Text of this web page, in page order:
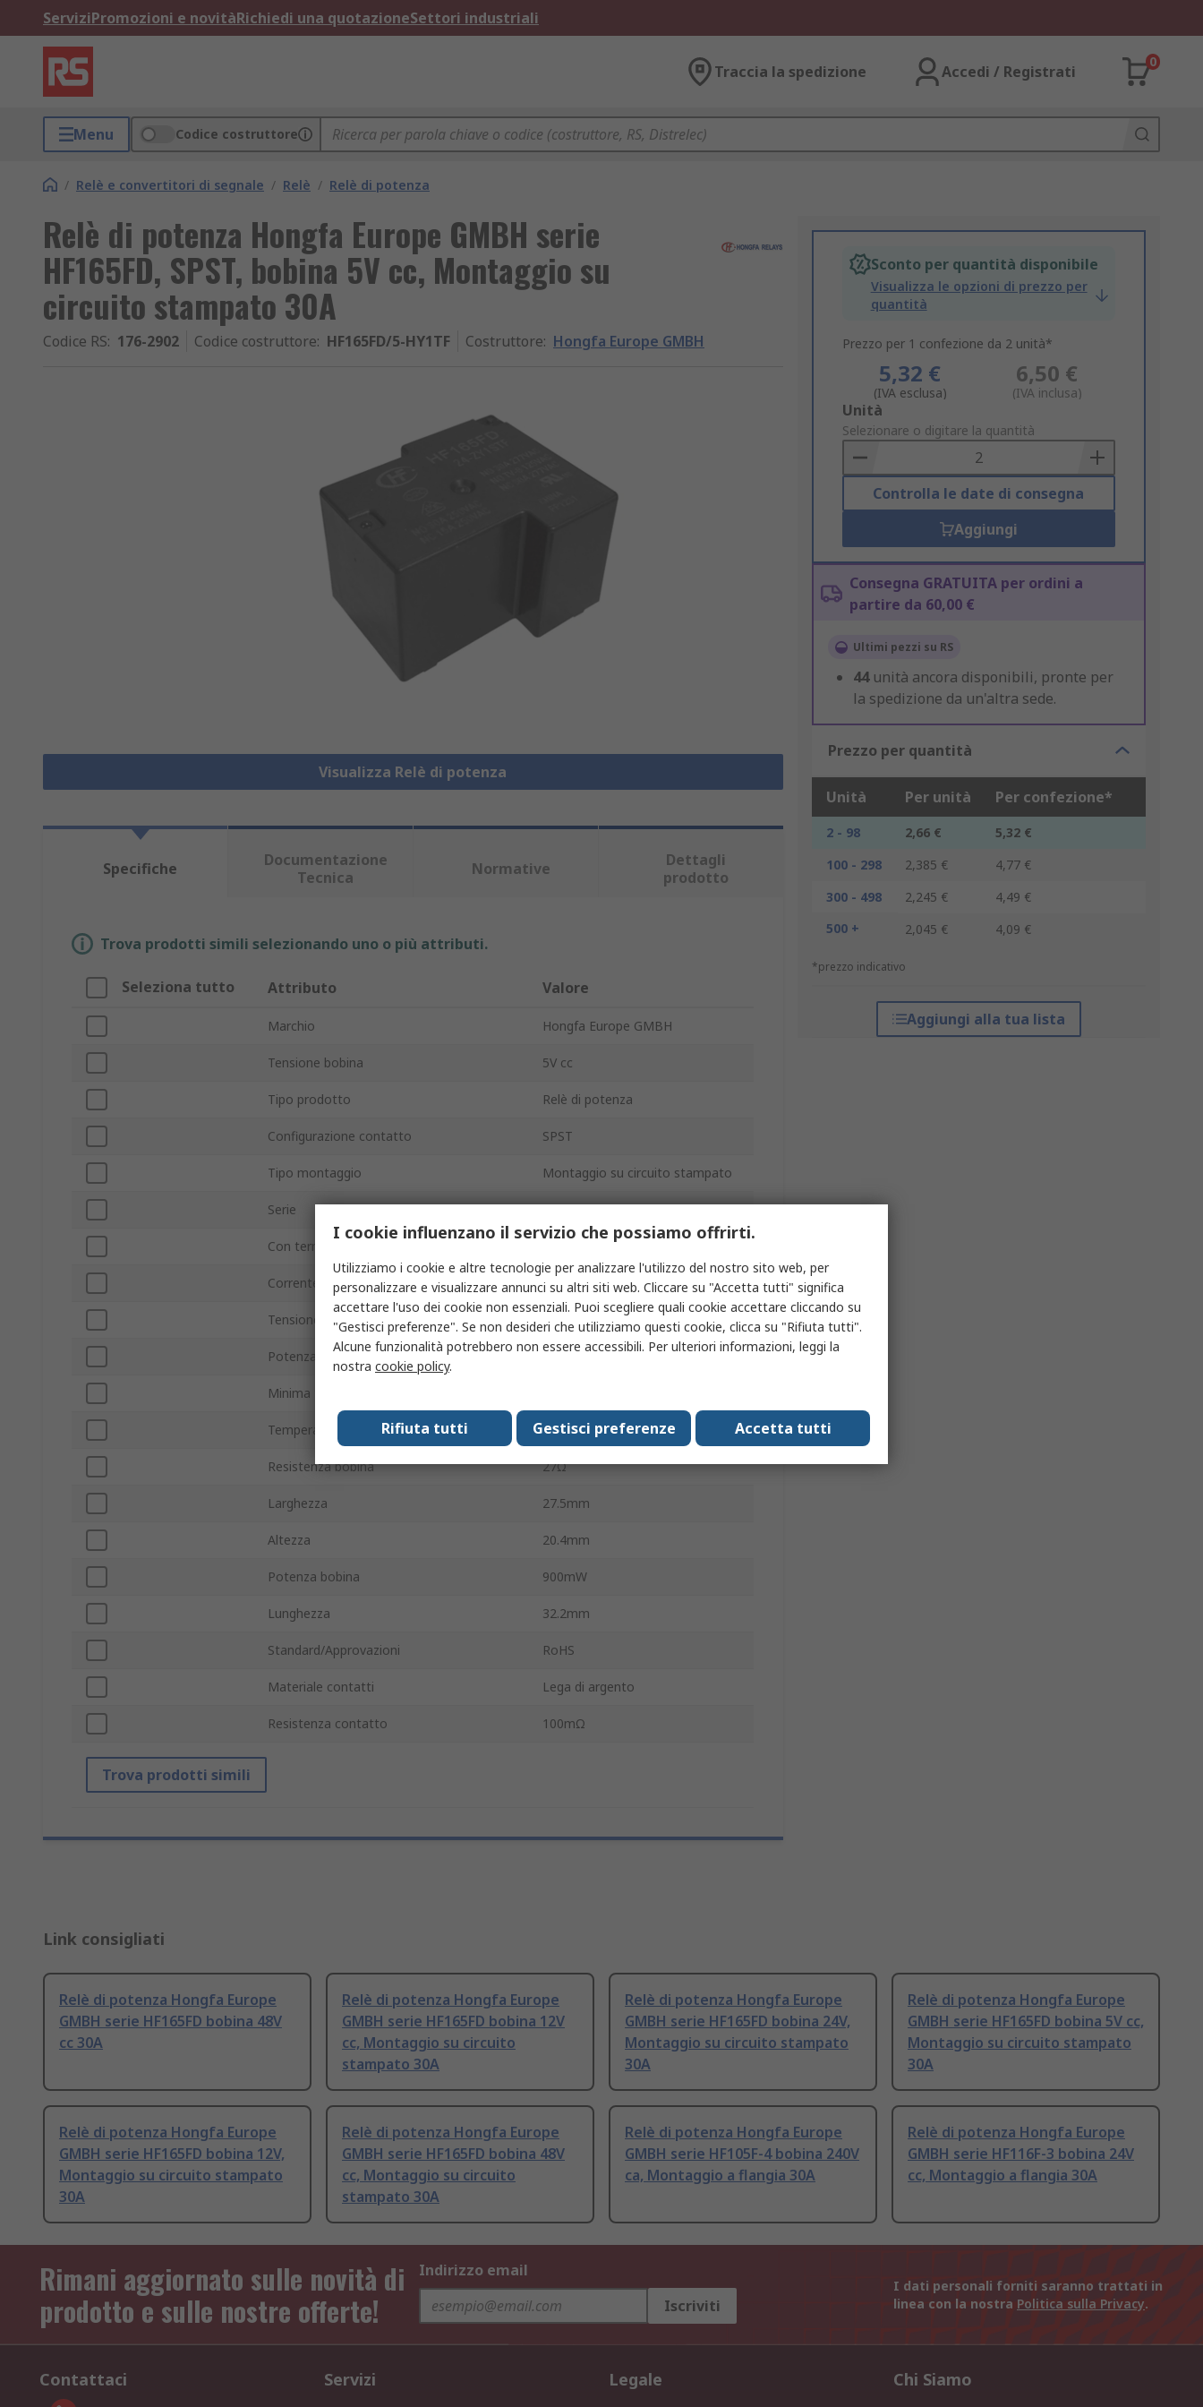
ServiziPromozioni e novitàRichiedi una quotazioneSettori industriali
Traccia la spedizione Accedi / Registrati
0
Menu Codice costruttore
/ Relè e convertitori di segnale / Relè / Relè di potenza
Relè di potenza Hongfa Europe GMBH serie
HF165FD, SPST, bobina 5V cc, Montaggio su
circuito stampato 30A
Codice RS: 176-2902 Codice costruttore: HF165FD/5-HY1TF Costruttore: Hongfa Europe GMBH
Visualizza Relè di potenza
Sconto per quantità disponibile
Visualizza le opzioni di prezzo per
quantità
Prezzo per 1 confezione da 2 unità*
5,32 €
(IVA esclusa)
6,50 €
(IVA inclusa)
Add
to
Basket
Unità
Selezionare o digitare la quantità
Controlla le date di consegna
Aggiungi
Consegna GRATUITA per ordini a
partire da 60,00 €
Ultimi pezzi su RS
44 unità ancora disponibili, pronte per
la spedizione da un'altra sede.
Prezzo per quantità
Unità Per unità Per confezione*
2 - 98 2,66 €
5,32 €
100 - 298
2,385 €
4,77 €
300 - 498
2,245 €
4,49 €
500 +
2,045 € 4,09 €
*prezzo indicativo
Aggiungi alla tua lista
Specifiche
Documentazione
Tecnica
Normative
Dettagli
prodotto
Trova prodotti simili selezionando uno o più attributi.
Seleziona tutto Attributo Valore
Marchio Hongfa Europe GMBH
Tensione bobina 5V cc
Tipo prodotto Relè di potenza
Configurazione contatto SPST
Tipo montaggio Montaggio su circuito stampato
Serie HF165FD
Con terminazione/senza terminazione Pin per circuito stampato
Corrente di commutazione 30A
Tensione commutazione CA 277V ca
Potenza di commutazione 8.3kVA
Minima temperatura operativa
Temperatura massima di funzionamento 85°C
Resistenza bobina 27Ω
Larghezza 27.5mm
Altezza 20.4mm
Potenza bobina 900mW
Lunghezza 32.2mm
Standard/Approvazioni RoHS
Materiale contatti Lega di argento
Resistenza contatto 100mΩ
Trova prodotti simili
Link consigliati
Relè di potenza Hongfa Europe
GMBH serie HF165FD bobina 48V
cc 30A
Relè di potenza Hongfa Europe
GMBH serie HF165FD bobina 12V
cc, Montaggio su circuito
stampato 30A
Relè di potenza Hongfa Europe
GMBH serie HF165FD bobina 24V,
Montaggio su circuito stampato
30A
Relè di potenza Hongfa Europe
GMBH serie HF165FD bobina 5V cc,
Montaggio su circuito stampato
30A
Relè di potenza Hongfa Europe
GMBH serie HF165FD bobina 12V,
Montaggio su circuito stampato
30A
Relè di potenza Hongfa Europe
GMBH serie HF165FD bobina 48V
cc, Montaggio su circuito
stampato 30A
Relè di potenza Hongfa Europe
GMBH serie HF105F-4 bobina 240V
ca, Montaggio a flangia 30A
Relè di potenza Hongfa Europe
GMBH serie HF116F-3 bobina 24V
cc, Montaggio a flangia 30A
Rimani aggiornato sulle novità di
prodotto e sulle nostre offerte!
Indirizzo email
Iscriviti
I dati personali forniti saranno trattati in
linea con la nostra Politica sulla Privacy.
Contattaci Servizi Legale Chi Siamo
I cookie influenzano il servizio che possiamo offrirti.
Utilizziamo i cookie e altre tecnologie per analizzare l'utilizzo del nostro sito web, per
personalizzare e visualizzare annunci su altri siti web. Cliccare su "Accetta tutti" significa
accettare l'uso dei cookie non essenziali. Puoi scegliere quali cookie accettare cliccando su
"Gestisci preferenze". Se non desideri che utilizziamo questi cookie, clicca su "Rifiuta tutti".
Alcune funzionalità potrebbero non essere accessibili. Per ulteriori informazioni, leggi la
nostra cookie policy.
Accetta tutti
Gestisci preferenze
Rifiuta tutti